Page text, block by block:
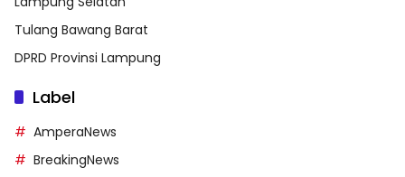
Tulang Bawang Barat
DPRD Provinsi Lampung
Label
AmperaNews
BreakingNews